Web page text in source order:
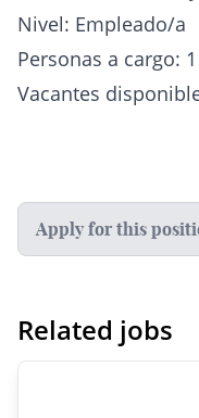
Nivel: Empleado/a
Personas a cargo:
Vacantes
Apply for this
Related jobs